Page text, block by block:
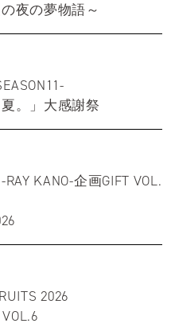
夜の夢物語～
。」大感謝祭
KANO-企画GIFT VOL.
2026